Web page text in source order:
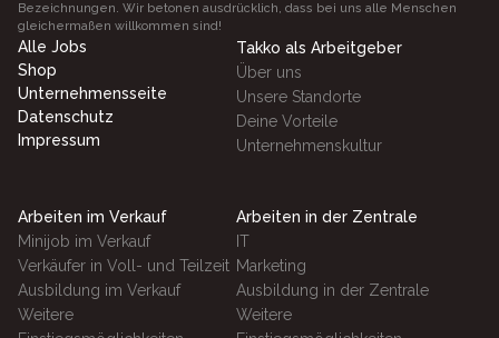
Bezeichnungen. Wir betonen ausdrücklich, dass bei uns alle Menschen
gleichermaßen willkommen sind!
Alle Jobs
Shop
Unternehmensseite
Datenschutz
Impressum
Takko als Arbeitgeber
Über uns
Unsere Standorte
Deine Vorteile
Unternehmenskultur
Arbeiten im Verkauf
Minijob im Verkauf
Verkäufer in Voll- und Teilzeit
Ausbildung im Verkauf
Weitere
Arbeiten in der Zentrale
IT
Marketing
Ausbildung in der Zentrale
Weitere